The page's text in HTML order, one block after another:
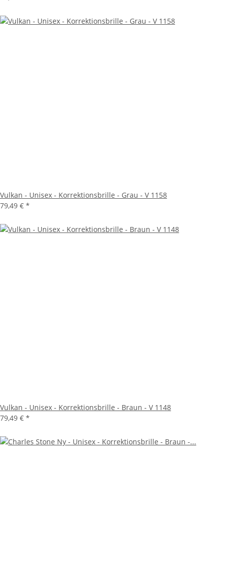
Vulkan - Unisex - Korrektionsbrille - Grau - V 1158
79,49 € *
Vulkan - Unisex - Korrektionsbrille - Braun - V 1148
79,49 € *